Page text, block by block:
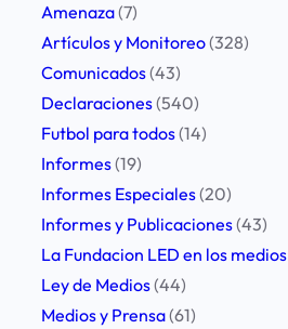
Amenaza(7)
Artículos y Monitoreo(328)
Comunicados(43)
Declaraciones(540)
Futbol para todos(14)
Informes(19)
Informes Especiales(20)
Informes y Publicaciones(43)
La Fundacion LED en los medios
Ley de Medios(44)
Medios y Prensa(61)